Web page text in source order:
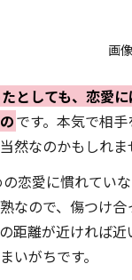
画
としても、恋愛
です。本気で相
然なのかもしれま
恋愛に慣れてい
なので、傷つけ合
距離が近ければ
いがちです。